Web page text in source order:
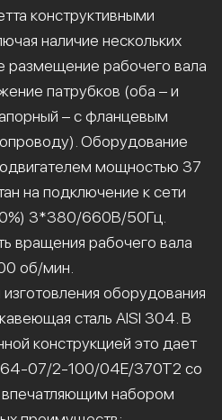
конструктивными
наличие нескольких
размещение рабочего вала
патрубков (оба – и
– с фланцевым
Оборудование
мощностью 37
на подключение к сети
3*380/660В/50Гц.
вращения рабочего вала
об/мин.
оборудования
сталь AISI 304. В
конструкцией это дает
64-07/2-100/04Е/370Т2 со
набором